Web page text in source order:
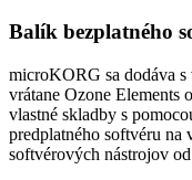
Balík bezplatného
microKORG sa dodáva s
vrátane Ozone Elements
vlastné skladby s
predplatného softvéru na
softvérových nástrojov